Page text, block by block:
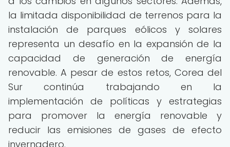
la limitada disponibilidad de terrenos para la
instalación de parques eólicos y solares
representa un desafío en la expansión de la
capacidad de generación de energía
renovable. A pesar de estos retos, Corea del
Sur continúa trabajando en la
implementación de políticas y estrategias
para promover la energía renovable y
reducir las emisiones de gases de efecto
invernadero.